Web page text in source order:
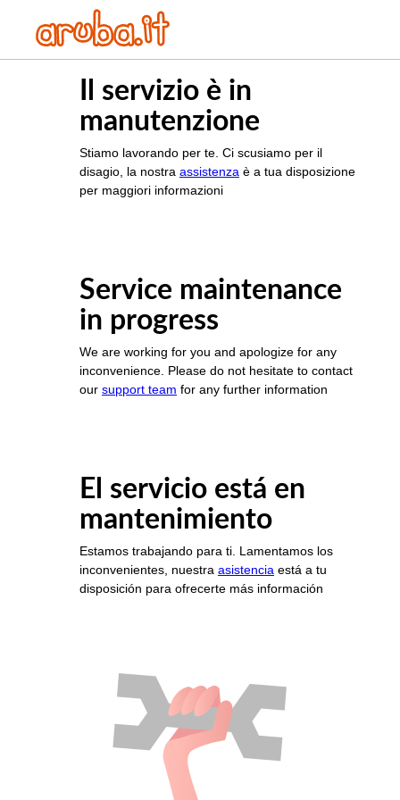
Il servizio è in
manutenzione
Stiamo lavorando per te. Ci scusiamo per il
disagio, la nostra assistenza è a tua disposizione
per maggiori informazioni
Service maintenance
in progress
We are working for you and apologize for any
inconvenience. Please do not hesitate to contact
our support team for any further information
El servicio está en
mantenimiento
Estamos trabajando para ti. Lamentamos los
inconvenientes, nuestra asistencia está a tu
disposición para ofrecerte más información